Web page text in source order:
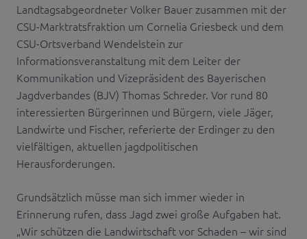
Landtagsabgeordneter Volker Bauer zusammen mit der
CSU-Marktratsfraktion um Cornelia Griesbeck und dem
CSU-Ortsverband Wendelstein zur
Informationsveranstaltung mit dem Leiter der
Kommunikation und Vizepräsident des Bayerischen
Jagdverbandes (BJV) Thomas Schreder. Vor rund 80
interessierten Bürgerinnen und Bürgern, viele Jäger,
Landwirte und Fischer, referierte der Erdinger zu den
vielfältigen, aktuellen jagdpolitischen
Herausforderungen.
Grundsätzlich müsse man sich immer wieder in
Erinnerung rufen, dass Jagd zwei große Aufgaben hat.
„Wir schützen die Landwirtschaft vor Schaden – wir sind